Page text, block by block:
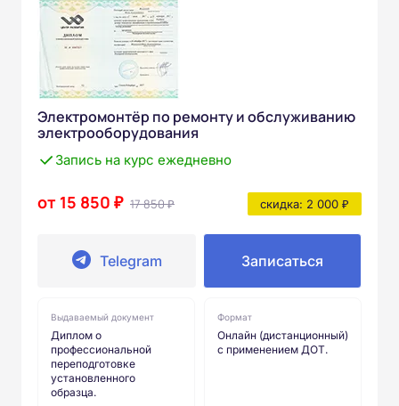
Электромонтёр по ремонту и обслуживанию
электрооборудования
Запись на курс ежедневно
от 15 850 ₽ 17 850 ₽ скидка: 2 000 ₽
Telegram Записаться
Выдаваемый документ
Диплом о
профессиональной
переподготовке
установленного
образца.
Формат
Онлайн (дистанционный)
с применением ДОТ.